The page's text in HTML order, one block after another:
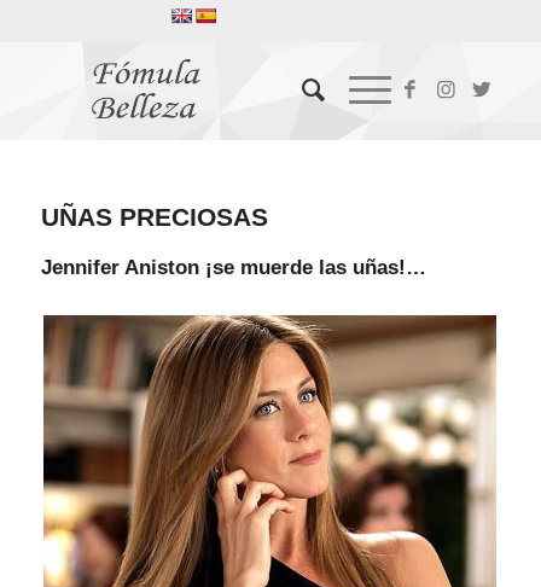
UÑAS PRECIOSAS
Jennifer Aniston ¡se muerde las uñas!…